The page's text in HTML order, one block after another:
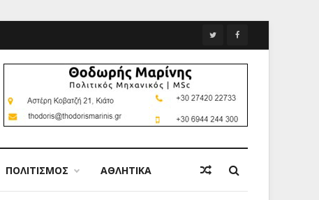
ΠΟΛΙΤΙΣΜΟΣ ΑΘΛΗΤΙΚΑ